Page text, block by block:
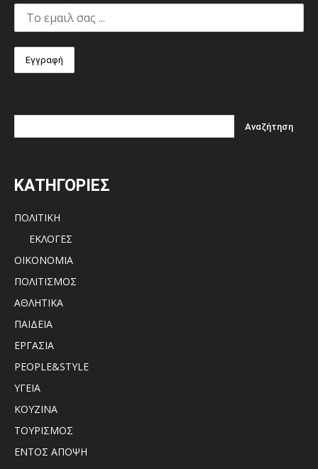
ΚΑΤΗΓΟΡΙΕΣ
ΠΟΛΙΤΙΚΗ
ΕΚΛΟΓΕΣ
ΟΙΚΟΝΟΜΙΑ
ΠΟΛΙΤΙΣΜΟΣ
ΑΘΛΗΤΙΚΑ
ΠΑΙΔΕΙΑ
ΕΡΓΑΣΙΑ
PEOPLE&STYLE
ΥΓΕΙΑ
ΚΟΥΖΙΝΑ
ΤΟΥΡΙΣΜΟΣ
ΕΝΤΟΣ ΑΠΟΨΗ